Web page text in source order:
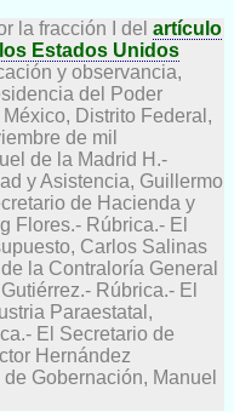
la fracción I del artículo
Estados Unidos
y observancia,
del Poder
Distrito Federal,
de mil
de la Madrid H.-
y Asistencia, Guillermo
de Hacienda y
Flores.- Rúbrica.- El
Carlos Salinas
la Contraloría General
Rúbrica.- El
Paraestatal,
El Secretario de
Hernández
Gobernación, Manuel